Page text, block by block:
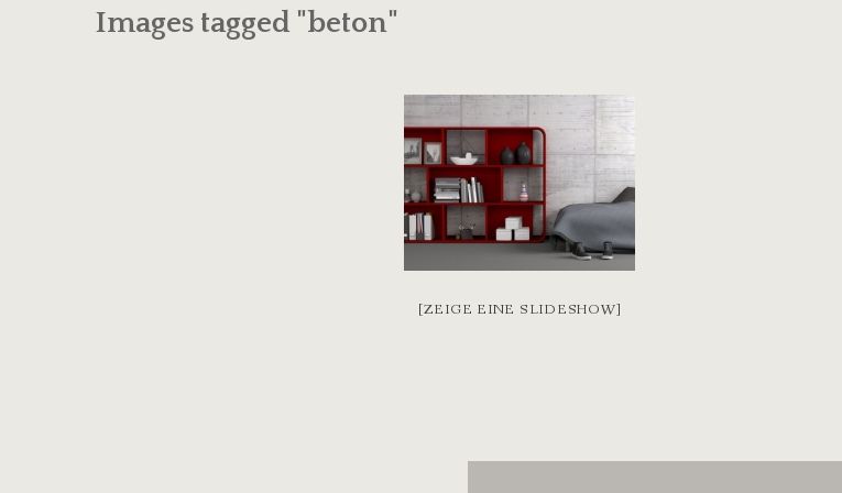
Images tagged "beton"
[ZEIGE EINE SLIDESHOW]